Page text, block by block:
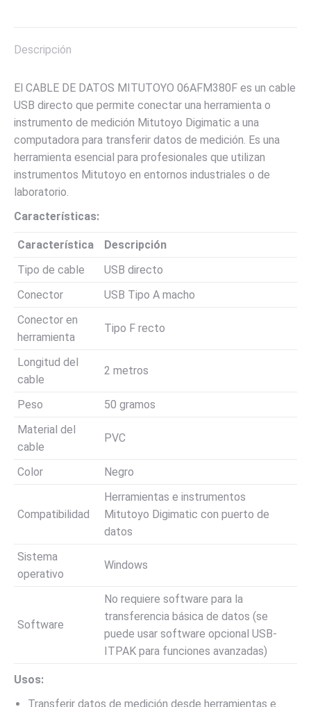
Descripción
El CABLE DE DATOS MITUTOYO 06AFM380F es un cable
USB directo que permite conectar una herramienta o
instrumento de medición Mitutoyo Digimatic a una
computadora para transferir datos de medición. Es una
herramienta esencial para profesionales que utilizan
instrumentos Mitutoyo en entornos industriales o de
laboratorio.
Características:
Característica
Descripción
Tipo de cable
USB directo
Conector
USB Tipo A macho
Conector en
herramienta
Tipo F recto
Longitud del
cable
2 metros
Peso
50 gramos
Material del
cable
PVC
Color Negro
Compatibilidad
Herramientas e instrumentos
Mitutoyo Digimatic con puerto de
datos
Sistema
operativo
Windows
Software
No requiere software para la
transferencia básica de datos (se
puede usar software opcional USB-
ITPAK para funciones avanzadas)
Usos:
Transferir datos de medición desde herramientas e